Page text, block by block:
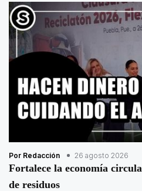
Por Redacción 26 agosto 2026
Fortalece la economía
de residuos